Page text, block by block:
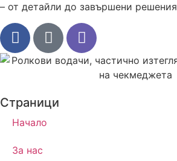
– от детайли до завършени
Страници
Начало
За нас